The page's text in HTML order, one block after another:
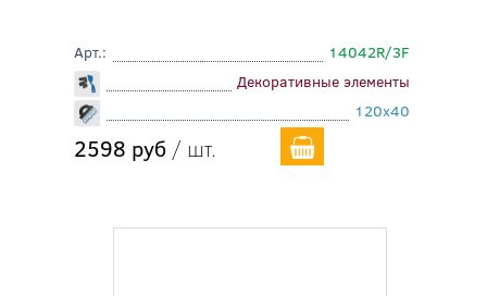
Арт.:
14042R/3F
Декоративные элементы
120x40
2598 руб / шт.